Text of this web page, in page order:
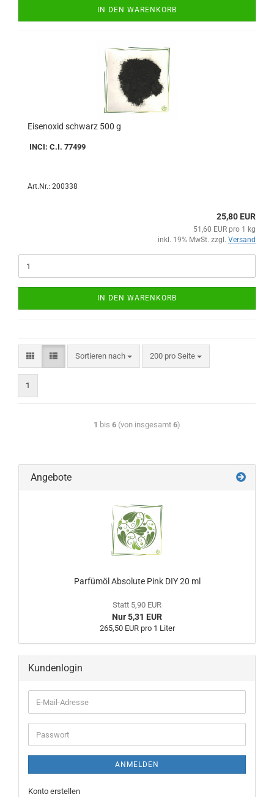
IN DEN WARENKORB
Eisenoxid schwarz 500 g
INCI: C.I. 77499
Art.Nr.: 200338
25,80 EUR
51,60 EUR pro 1 kg
inkl. 19% MwSt. zzgl. Versand
IN DEN WARENKORB
Sortieren nach 200 pro Seite
1
1 bis 6 (von insgesamt 6)
Angebote
Parfümöl Absolute Pink DIY 20 ml
Statt 5,90 EUR
Nur 5,31 EUR
265,50 EUR pro 1 Liter
Kundenlogin
ANMELDEN
Konto erstellen